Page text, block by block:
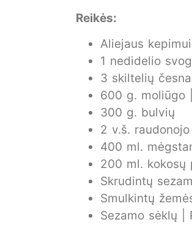
Reikės:
Aliejaus
1 nedidelio
3 skiltelių
600 g. moliūgo
300 g. bulvių
2 v.š.
400 ml.
200 ml. kokosų
Skrudintų
Smulkintų
Sezamo sėklų |